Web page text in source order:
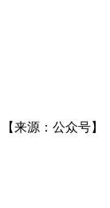
【来源：公众号】